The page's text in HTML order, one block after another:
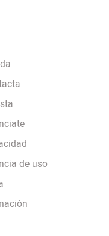
de uso